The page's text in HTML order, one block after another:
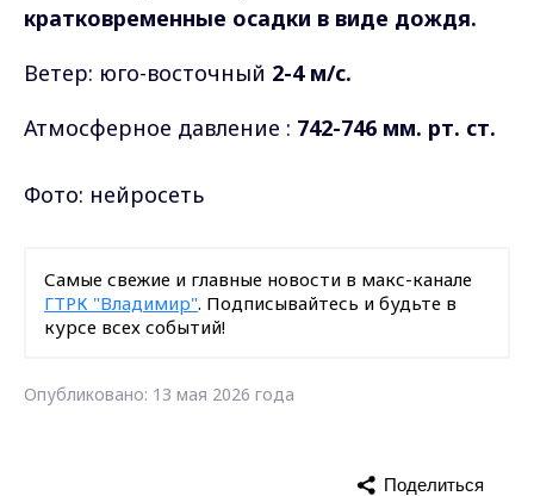
кратковременные осадки в виде дождя.
Ветер: юго-восточный 2-4 м/с.
Атмосферное давление : 742-746 мм. рт. ст.
Фото: нейросеть
Самые свежие и главные новости в макс-канале
ГТРК "Владимир". Подписывайтесь и будьте в
курсе всех событий!
Опубликовано: 13 мая 2026 года
Поделиться